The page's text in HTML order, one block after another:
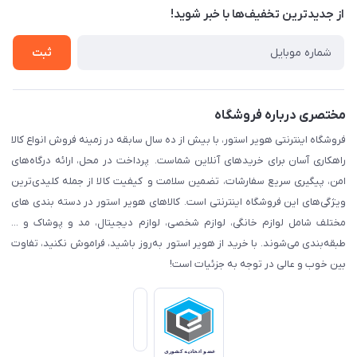
درباره ما
حریم خصوصی
راهنما
از جدید‌ترین تخفیف‌ها با‌ خبر شوید!
ثبت
مختصری درباره فروشگاه
فروشگاه اینترنتی هویر استور، با بیش از ده سال سابقه در زمینه فروش انواع کالا
راهکاری آسان برای خریدهای آنلاین شماست. پرداخت در محل، ارائه درگاه‌های
امن، پیگیری سریع سفارشات، تضمین سلامت و کیفیت کالا از جمله کلیدی‌ترین
ویژگی‌های این فروشگاه اینترنتی است. کالاهای هویر استور در دسته بندی های
مختلف شامل لوازم خانگی، لوازم شخصی، لوازم دیجیتال، مد و پوشاک و ...
طبقه‌بندی می‌شوند. با خرید از هویر استور به‌روز باشید، فراموش نکنید، تفاوت
بین خوب و عالی در توجه به جزئیات است!